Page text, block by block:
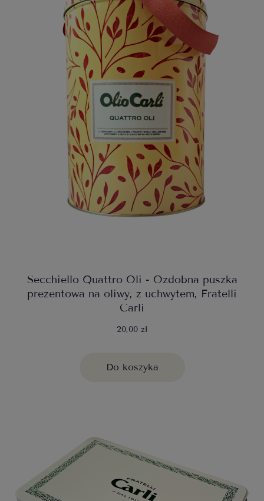
Secchiello Quattro Oli - Ozdobna puszka
prezentowa na oliwy, z uchwytem, Fratelli
Carli
20,00 zł
Do koszyka